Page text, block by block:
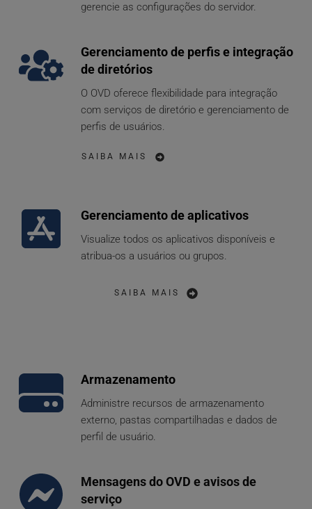
gerencie as configurações do servidor.
Gerenciamento de perfis e integração
de diretórios
O OVD oferece flexibilidade para integração
com serviços de diretório e gerenciamento de
perfis de usuários.
SAIBA MAIS
Gerenciamento de aplicativos
Visualize todos os aplicativos disponíveis e
atribua-os a usuários ou grupos.
SAIBA MAIS
Armazenamento
Administre recursos de armazenamento
externo, pastas compartilhadas e dados de
perfil de usuário.
Mensagens do OVD e avisos de
serviço